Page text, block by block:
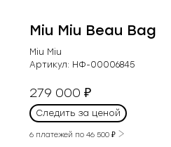
Miu Miu Beau Bag
Miu Miu
Артикул: НФ-00006845
279 000₽
Следить за ценой
6 платежей по46 500₽